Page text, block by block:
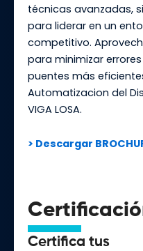
técnicas avanzadas,
para liderar en un
competitivo.
para minimizar
puentes más
Automatizacion del
VIGA LOSA.
> Descargar
Certifica tus